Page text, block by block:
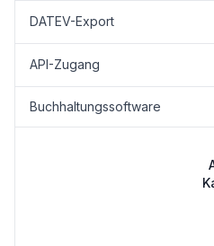
DATEV-Export
API-Zugang
Buchhaltungssoftware